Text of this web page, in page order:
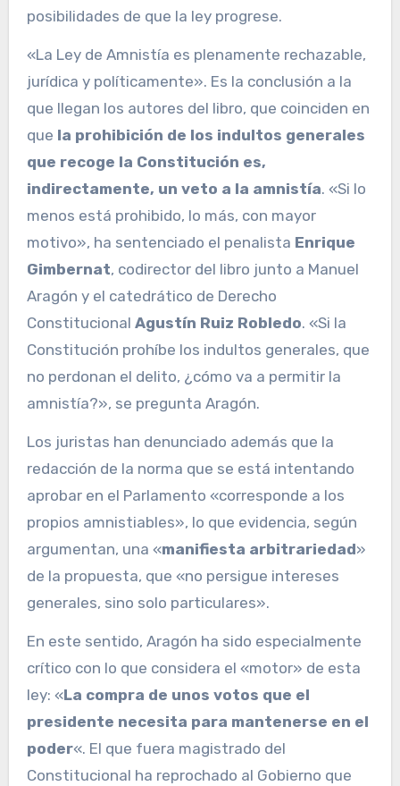
posibilidades de que la ley progrese.
«La Ley de Amnistía es plenamente rechazable,
jurídica y políticamente». Es la conclusión a la
que llegan los autores del libro, que coinciden en
que la prohibición de los indultos generales
que recoge la Constitución es,
indirectamente, un veto a la amnistía. «Si lo
menos está prohibido, lo más, con mayor
motivo», ha sentenciado el penalista Enrique
Gimbernat, codirector del libro junto a Manuel
Aragón y el catedrático de Derecho
Constitucional Agustín Ruiz Robledo. «Si la
Constitución prohíbe los indultos generales, que
no perdonan el delito, ¿cómo va a permitir la
amnistía?», se pregunta Aragón.
Los juristas han denunciado además que la
redacción de la norma que se está intentando
aprobar en el Parlamento «corresponde a los
propios amnistiables», lo que evidencia, según
argumentan, una «manifiesta arbitrariedad»
de la propuesta, que «no persigue intereses
generales, sino solo particulares».
En este sentido, Aragón ha sido especialmente
crítico con lo que considera el «motor» de esta
ley: «La compra de unos votos que el
presidente necesita para mantenerse en el
poder«. El que fuera magistrado del
Constitucional ha reprochado al Gobierno que